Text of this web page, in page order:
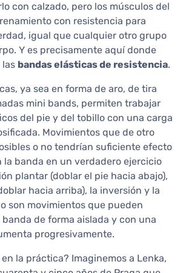
con calzado, pero los músculos del
con resistencia para
igual que cualquier otro grupo
Y es precisamente aquí donde
las bandas elásticas de resistencia.
ya sea en forma de aro, de tira
mini bands, permiten trabajar
del pie y del tobillo con una carga
Movimientos que de otro
o no tendrían suficiente efecto
la banda en un verdadero ejercicio
plantar (doblar el pie hacia abajo),
hacia arriba), la inversión y la
son movimientos que pueden
de forma aislada y con una
progresivamente.
la práctica? Imaginemos a Lenka,